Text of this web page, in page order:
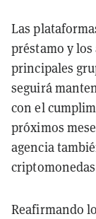
Las
préstamo y
principales
seguirá
con el
próximos
agencia
Reafirmando